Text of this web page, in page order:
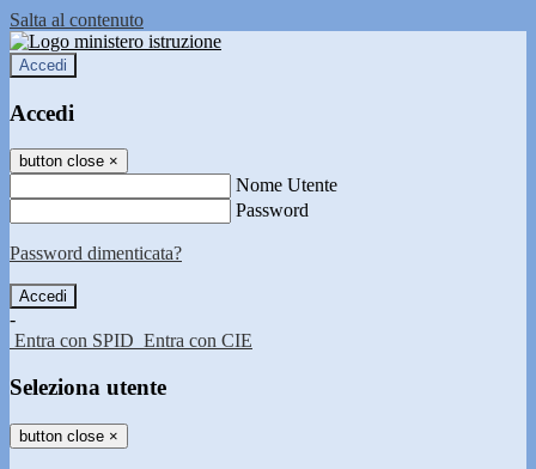
Salta al contenuto
Accedi
Accedi
button close ×
Nome Utente
Password
Password dimenticata?
-
Entra con SPID Entra con CIE
Seleziona utente
button close ×